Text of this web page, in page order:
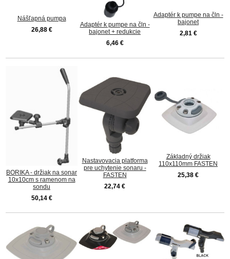
Nášľapná pumpa
26,88 €
Adaptér k pumpe na čln -
bajonet + redukcie
6,46 €
Adaptér k pumpe na čln -
bajonet
2,81 €
BORIKA - držiak na sonar
10x10cm s ramenom na
sondu
50,14 €
Nastavovacia platforma
pre uchytenie sonaru -
FASTEN
22,74 €
Základný držiak
110x110mm FASTEN
25,38 €